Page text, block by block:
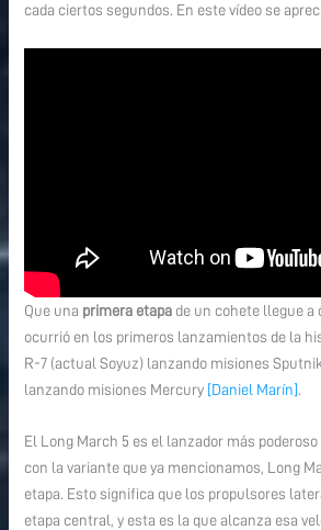
cada ciertos segundos. En este vídeo se
Que una primera etapa de un cohete llegue a
ocurrió en los primeros lanzamientos de la
R-7 (actual Soyuz) lanzando misiones
lanzando misiones Mercury [Daniel Marín].
El Long March 5 es el lanzador más
con la variante que ya mencionamos, Long
etapa. Esto significa que los propulsores
etapa central, y esta es la que alcanza esa